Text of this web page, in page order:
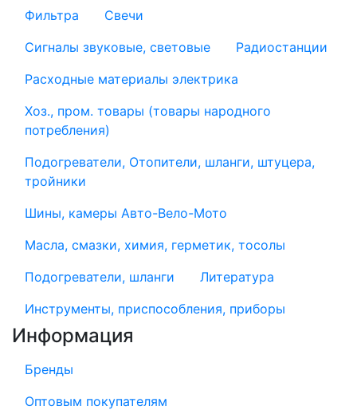
Фильтра
Свечи
Сигналы звуковые, световые
Радиостанции
Расходные материалы электрика
Хоз., пром. товары (товары народного
потребления)
Подогреватели, Отопители, шланги, штуцера,
тройники
Шины, камеры Авто-Вело-Мото
Масла, смазки, химия, герметик, тосолы
Подогреватели, шланги
Литература
Инструменты, приспособления, приборы
Информация
Бренды
Оптовым покупателям